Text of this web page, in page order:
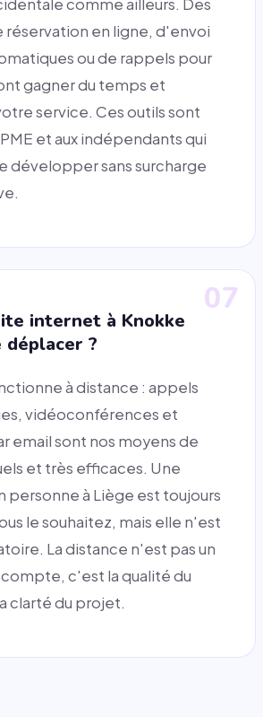
comme ailleurs. Des
réservation en ligne, d'envoi
ou de rappels pour
gagner du temps et
service. Ces outils sont
et aux indépendants qui
développer sans surcharge
07
internet à Knokke
?
à distance : appels
vidéoconférences et
email sont nos moyens de
et très efficaces. Une
personne à Liège est toujours
le souhaitez, mais elle n'est
La distance n'est pas un
c'est la qualité du
clarté du projet.